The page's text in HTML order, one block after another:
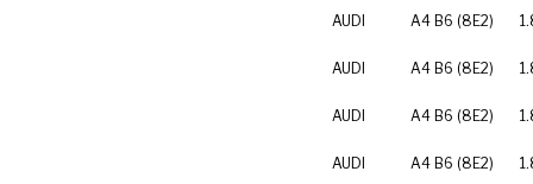
AUDI A4 B6 (8E2)
AUDI A4 B6 (8E2)
AUDI A4 B6 (8E2)
AUDI A4 B6 (8E2)